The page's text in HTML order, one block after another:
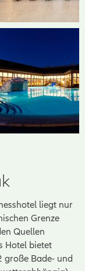
liegt nur
Grenze
Quellen
Hotel bietet
große Bade- und